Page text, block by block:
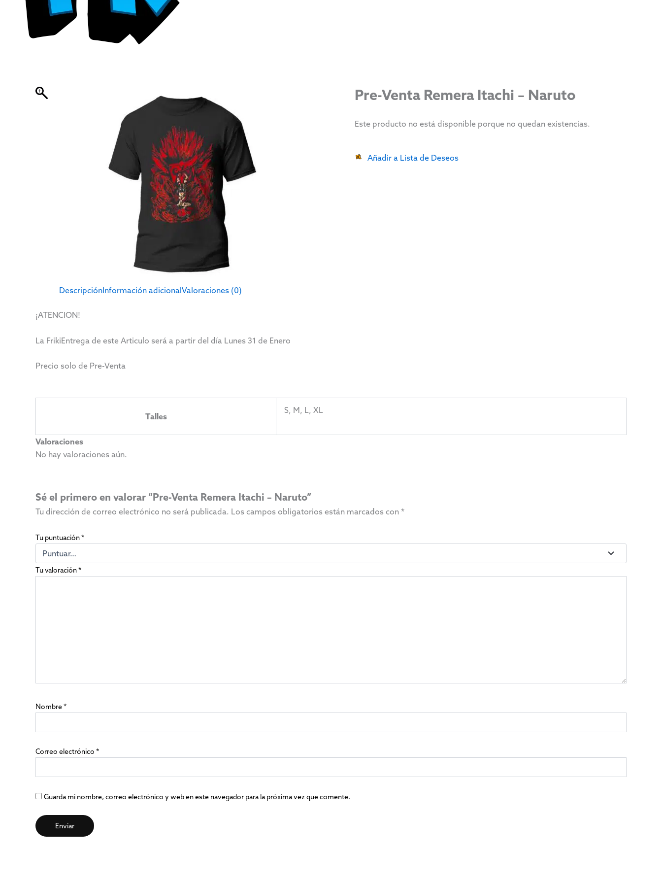
Pre-Venta Remera Itachi – Naruto
Este producto no está disponible porque no quedan existencias.
Añadir a Lista de Deseos
DescripciónInformación adicional Valoraciones (0)
¡ATENCION!
La FrikiEntrega de este Articulo será a partir del día Lunes 31 de Enero
Precio solo de Pre-Venta
Talles
S, M, L, XL
Valoraciones
No hay valoraciones aún.
Sé el primero en valorar “Pre-Venta Remera Itachi – Naruto”
Tu dirección de correo electrónico no será publicada. Los campos obligatorios están marcados con *
Tu puntuación*
Tu valoración*
Nombre*
Correo electrónico *
Guarda mi nombre, correo electrónico y web en este navegador para la próxima vez que comente.